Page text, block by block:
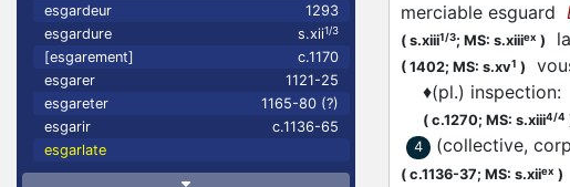
esgardeur
1293
esgardure
s.xii1/3
[esgarement]
c.1170
esgarer
1121-25
esgareter
1165-80 (?)
esgarir
c.1136-65
esgarlate
merciable esguard
( s.xiii1/3; MS: s.xiiiex )
( 1402; MS: s.xv1 )
♦(pl.) inspection:
( c.1270; MS: s.xiii4/4
4 (collective,
( c.1136-37; MS: s.xiiex )